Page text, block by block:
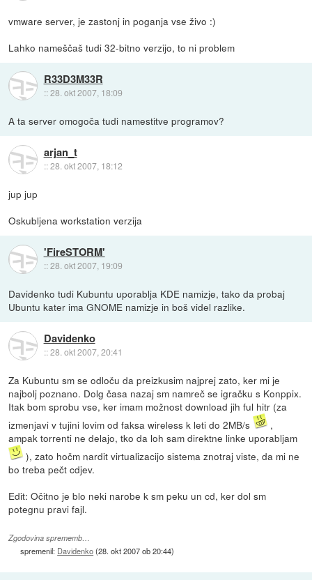
vmware server, je zastonj in poganja vse živo :)
Lahko nameščaš tudi 32-bitno verzijo, to ni problem
R33D3M33R
::28. okt 2007, 18:09
A ta server omogoča tudi namestitve programov?
arjan_t
::28. okt 2007, 18:12
jup jup
Oskubljena workstation verzija
'FireSTORM'
::28. okt 2007, 19:09
Davidenko tudi Kubuntu uporablja KDE namizje, tako da probaj
Ubuntu kater ima GNOME namizje in boš videl razlike.
Davidenko
::28. okt 2007, 20:41
Za Kubuntu sm se odloču da preizkusim najprej zato, ker mi je
najbolj poznano. Dolg časa nazaj sm namreč se igračku s Konppix.
Itak bom sprobu vse, ker imam možnost download jih ful hitr (za
izmenjavi v tujini lovim od faksa wireless k leti do 2MB/s
,
ampak torrenti ne delajo, tko da loh sam direktne linke uporabljam
), zato hočm nardit virtualizacijo sistema znotraj viste, da mi ne
bo treba pečt cdjev.
Edit: Očitno je blo neki narobe k sm peku un cd, ker dol sm
potegnu pravi fajl.
Zgodovina sprememb…
spremenil: Davidenko(28. okt 2007 ob 20:44)